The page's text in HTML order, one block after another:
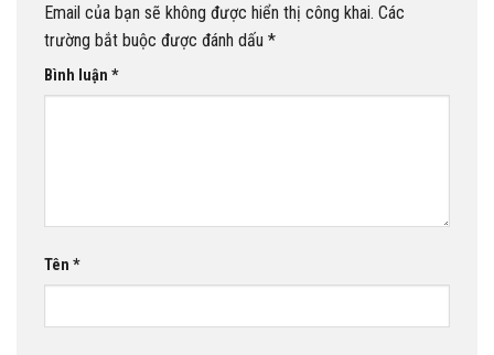
Email của bạn sẽ không được hiển thị công khai. Các
trường bắt buộc được đánh dấu *
Bình luận *
Tên *